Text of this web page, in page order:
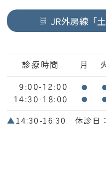
JR外房線「
診療時間 月
9:00-12:00 ●
14:30-18:00 ●
▲14:30-16:30 休診日